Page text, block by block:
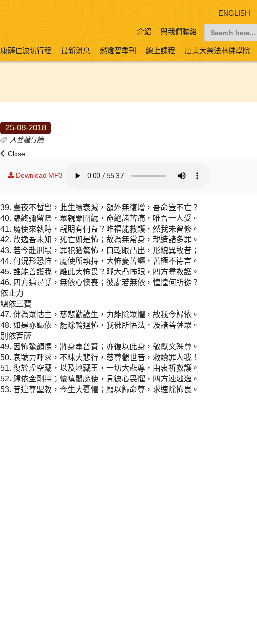
ENGLISH
for:
介紹 與我們聯絡
康薩仁波切行程 最新消息 燃燈智季刊 線上課程 唐康大樂法林佛學院
25-08-2018
入菩薩行論
Close
Download MP3
39. 晝夜不暫留，此生續衰減，額外無復增，吾命豈不亡？
40. 臨終彌留際，眾親雖圍繞，命絕諸苦痛，唯吾一人受。
41. 魔使來執時，親朋有何益？唯福能救護，然我未曾修。
42. 放逸吾未知，死亡如是怖；故為無常身，親造諸多罪。
43. 若今赴刑場，罪犯猶驚怖，口乾眼凸出，形貌異故昔；
44. 何況形恐怖，魔使所執持，大怖憂苦纏，苦極不待言。
45. 誰能善護我，離此大怖畏？睜大凸怖眼，四方尋救護。
46. 四方遍尋覓，無依心懊喪；彼處若無依，惶惶何所從？
依止力
總依三寶
47. 佛為眾怙主，慈悲勤護生，力能除眾懼，故我今歸依。
48. 如是亦歸依，能除輪迴怖，我佛所悟法，及諸菩薩眾。
別依菩薩
49. 因怖驚顫慄，將身奉普賢；亦復以此身，敬獻文殊尊。
50. 哀號力呼求，不昧大悲行，慈尊觀世音，救贖罪人我！
51. 復於虛空藏，以及地藏王，一切大悲尊，由衷祈救護。
52. 歸依金剛持；懷嗔閻魔使，見彼心畏懼，四方速逃逸。
53. 昔違尊聖教，今生大憂懼；願以歸命尊，求速除怖畏。